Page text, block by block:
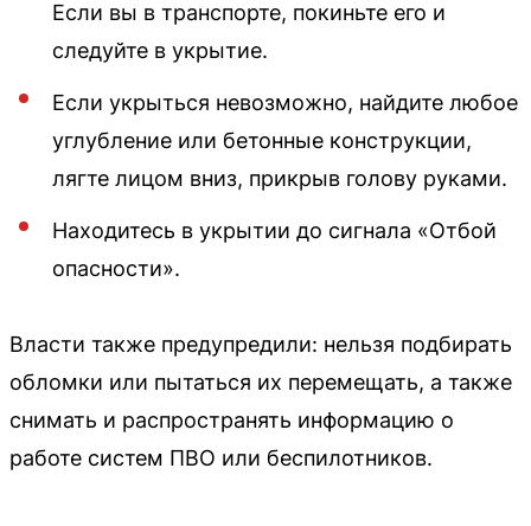
Если вы в транспорте, покиньте его и
следуйте в укрытие.
Если укрыться невозможно, найдите любое
углубление или бетонные конструкции,
лягте лицом вниз, прикрыв голову руками.
Находитесь в укрытии до сигнала «Отбой
опасности».
Власти также предупредили: нельзя подбирать
обломки или пытаться их перемещать, а также
снимать и распространять информацию о
работе систем ПВО или беспилотников.